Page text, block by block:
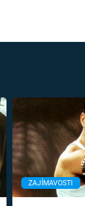
ZAJÍMAVOSTI